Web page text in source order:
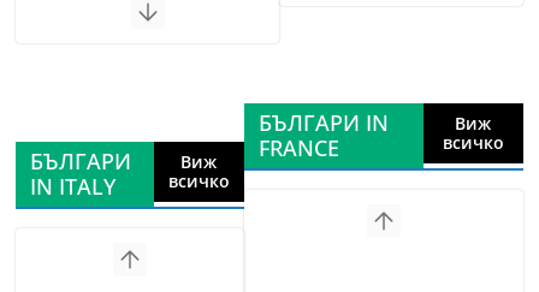
БЪЛГАРИ
IN ITALY
Виж
всичко
БЪЛГАРИ IN
FRANCE
Виж
всичко